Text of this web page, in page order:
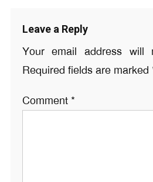
Leave a Reply
Your email address will
Required fields are marked
Comment *